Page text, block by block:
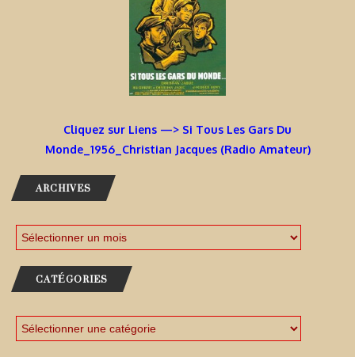
Cliquez sur Liens —> Si Tous Les Gars Du
Monde_1956_Christian Jacques (Radio Amateur)
ARCHIVES
CATÉGORIES